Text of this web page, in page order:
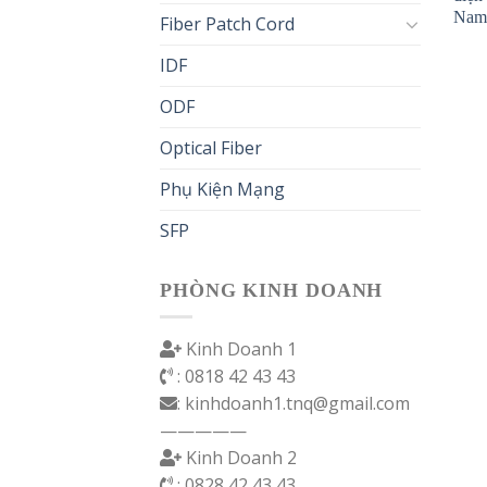
Fiber Patch Cord
IDF
ODF
Optical Fiber
Phụ Kiện Mạng
SFP
PHÒNG KINH DOANH
Kinh Doanh 1
: 0818 42 43 43
: kinhdoanh1.tnq@gmail.com
—————
Kinh Doanh 2